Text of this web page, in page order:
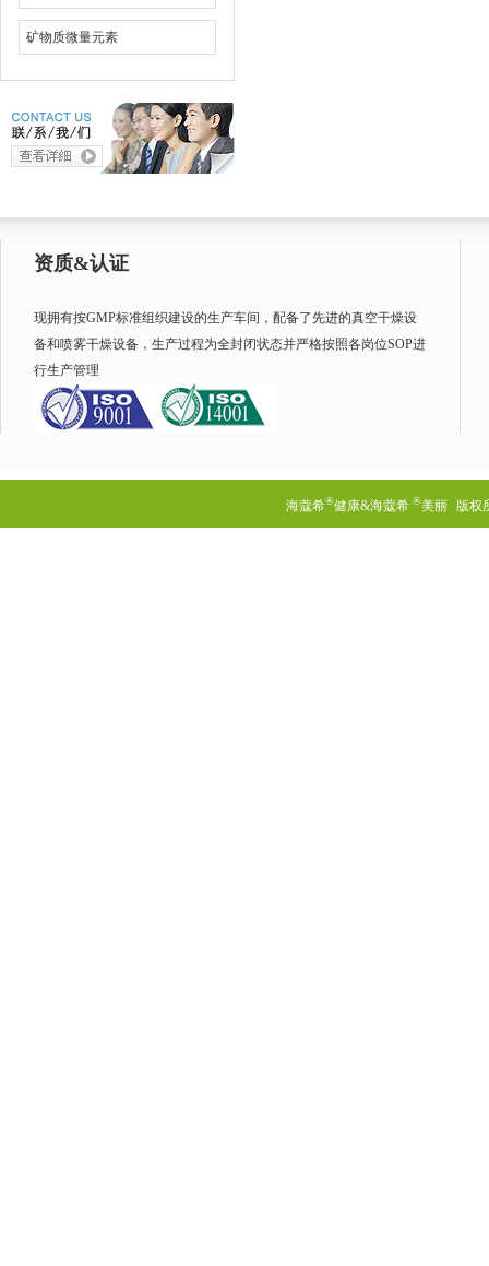
矿物质微量元素
资质&认证
现拥有按GMP标准组织建设的生产车间，配备了先进的真空干燥设
备和喷雾干燥设备，生产过程为全封闭状态并严格按照各岗位SOP进
行生产管理
海蔻希®健康&海蔻希 ®美丽 版权